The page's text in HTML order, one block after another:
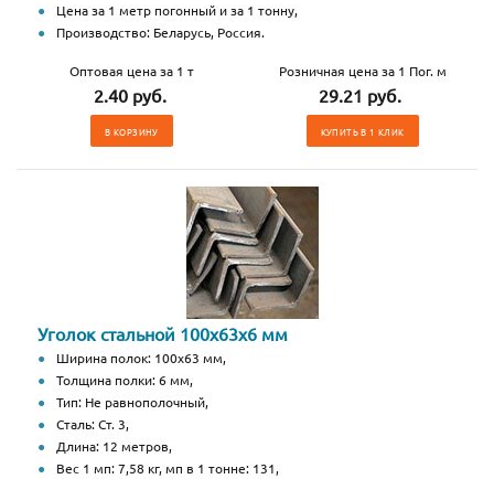
Цена за 1 метр погонный и за 1 тонну,
Производство: Беларусь, Россия.
Оптовая цена за 1 т
2.40 руб.
В КОРЗИНУ
Розничная цена за 1 Пог. м
29.21 руб.
КУПИТЬ В 1 КЛИК
Уголок стальной 100х63х6 мм
Ширина полок: 100х63 мм,
Толщина полки: 6 мм,
Тип: Не равнополочный,
Сталь: Ст. 3,
Длина: 12 метров,
Вес 1 мп: 7,58 кг, мп в 1 тонне: 131,